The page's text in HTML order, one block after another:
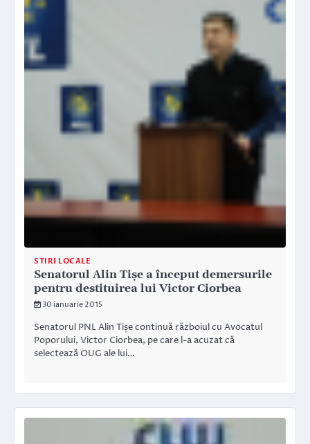
STIRI LOCALE
Senatorul Alin Tișe a început demersurile
pentru destituirea lui Victor Ciorbea
30 ianuarie 2015
Senatorul PNL Alin Tișe continuă războiul cu Avocatul
Poporului, Victor Ciorbea, pe care l-a acuzat că
selectează OUG ale lui…